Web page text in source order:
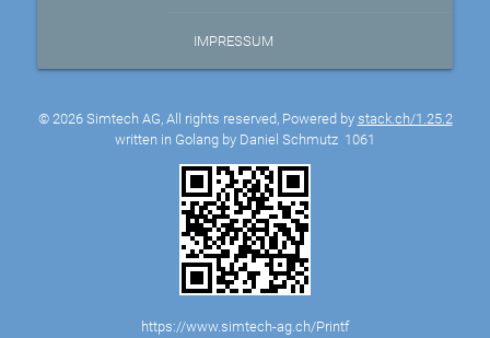
IMPRESSUM
© 2026 Simtech AG, All rights reserved, Powered by stack.ch/1.25.2
written in Golang by Daniel Schmutz 1061
https://www.simtech-ag.ch/Printf